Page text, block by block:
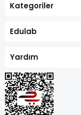
Kategoriler
Edulab
Yardım